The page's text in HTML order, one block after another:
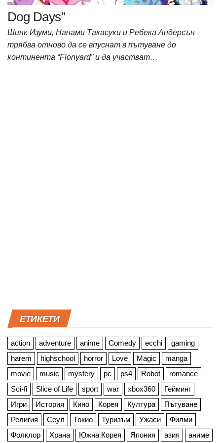
Dog Days”
Шинк Изуми, Нанами Такасуки и Ребека Андерсън
трябва отново да се впуснат в пътуване до
континента “Flonyard” и да участват…
ЕТИКЕТИ
action adventure anime Comedy ecchi
gaming
harem
highschool horror Love Magic
manga
movie
music mystery pc ps4 Robot
romance
Sci-fi
Slice of Life sport war xbox360
Гейминг
Игри
История Кино Корея Култура
Пътуване
Религия
Сеул Токио Туризъм Ужаси
Филми
Фолклор
Храна Южна Корея Япония азия аниме